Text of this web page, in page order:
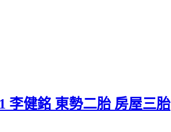
李健銘 東勢二胎 房屋三胎